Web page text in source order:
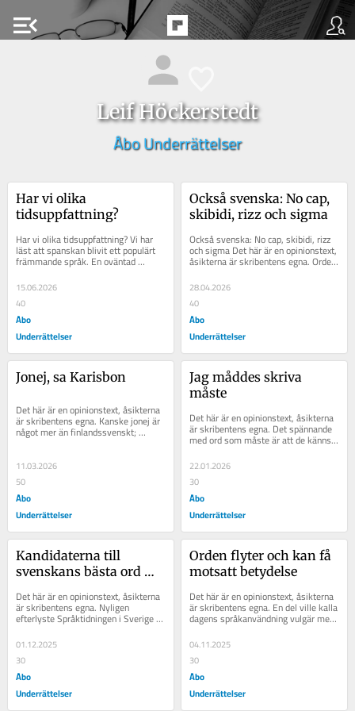
menu_open
Leif Höckerstedt
Åbo Underrättelser
Har vi olika
tidsuppfattning?
Har vi olika tidsuppfattning? Vi har
läst att spanskan blivit ett populärt
främmande språk. En oväntad
stötesten är verbböjningen. Det här...
15.06.2026
40
Åbo
Underrättelser
Också svenska: No cap,
skibidi, rizz och sigma
Också svenska: No cap, skibidi, rizz
och sigma Det här är en opinionstext,
åsikterna är skribentens egna. Ordet
skibidi väckte min nyfikenhet...
28.04.2026
40
Åbo
Underrättelser
Jonej, sa Karisbon
Det här är en opinionstext, åsikterna
är skribentens egna. Kanske jonej är
något mer än finlandssvenskt;
kanske också lite allmänsvenskt
11.03.2026
50
Åbo
Underrättelser
Jag måddes skriva
måste
Det här är en opinionstext, åsikterna
är skribentens egna. Det spännande
med ord som måste är att de känns
22.01.2026
30
Åbo
Underrättelser
Kandidaterna till
svenskans bästa ord
bakom språkets yta
Det här är en opinionstext, åsikterna
är skribentens egna. Nyligen
efterlyste Språktidningen i Sverige
de bästa orden i svenskan. Läsarna...
01.12.2025
30
Åbo
Underrättelser
Orden flyter och kan få
motsatt betydelse
Det här är en opinionstext, åsikterna
är skribentens egna. En del ville kalla
dagens språkanvändning vulgär men
riskerar då uppfattas som...
04.11.2025
30
Åbo
Underrättelser